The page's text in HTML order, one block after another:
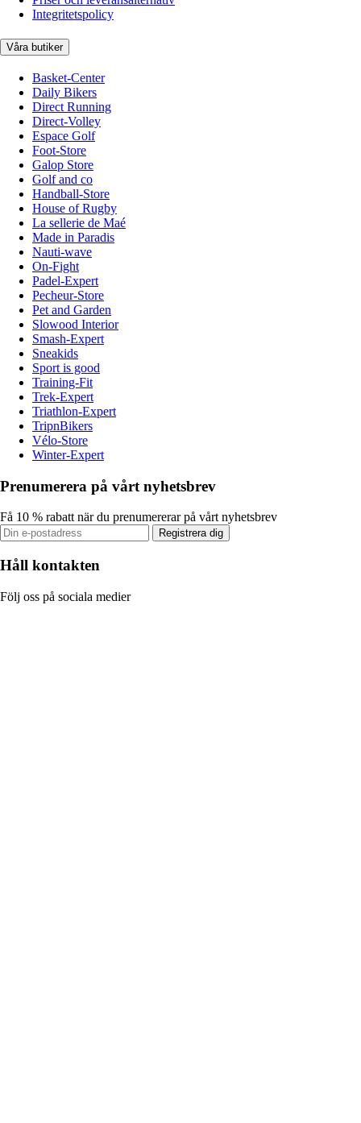
Integritetspolicy
Våra butiker
Basket-Center
Daily Bikers
Direct Running
Direct-Volley
Espace Golf
Foot-Store
Galop Store
Golf and co
Handball-Store
House of Rugby
La sellerie de Maé
Made in Paradis
Nauti-wave
On-Fight
Padel-Expert
Pecheur-Store
Pet and Garden
Slowood Interior
Smash-Expert
Sneakids
Sport is good
Training-Fit
Trek-Expert
Triathlon-Expert
TripnBikers
Vélo-Store
Winter-Expert
Prenumerera på vårt nyhetsbrev
Få 10 % rabatt när du prenumererar på vårt nyhetsbrev
Registrera dig
Håll kontakten
Följ oss på sociala medier